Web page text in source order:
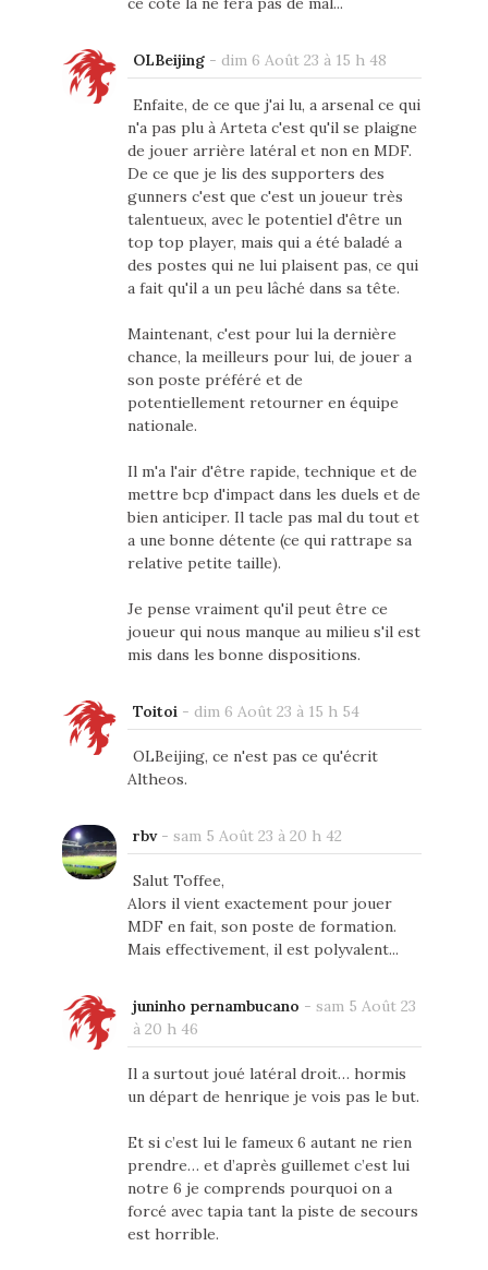
OLBeijing- dim 6 Août 23 à 15 h 48
Enfaite, de ce que j'ai lu, a arsenal ce qui
n'a pas plu à Arteta c'est qu'il se plaigne
de jouer arrière latéral et non en MDF.
De ce que je lis des supporters des
gunners c'est que c'est un joueur très
talentueux, avec le potentiel d'être un
top top player, mais qui a été baladé a
des postes qui ne lui plaisent pas, ce qui
a fait qu'il a un peu lâché dans sa tête.
Maintenant, c'est pour lui la dernière
chance, la meilleurs pour lui, de jouer a
son poste préféré et de
potentiellement retourner en équipe
nationale.
Il m'a l'air d'être rapide, technique et de
mettre bcp d'impact dans les duels et de
bien anticiper. Il tacle pas mal du tout et
a une bonne détente (ce qui rattrape sa
relative petite taille).
Je pense vraiment qu'il peut être ce
joueur qui nous manque au milieu s'il est
mis dans les bonne dispositions.
Toitoi - dim 6 Août 23 à 15 h 54
OLBeijing, ce n'est pas ce qu'écrit
Altheos.
rbv- sam 5 Août 23 à 20 h 42
Salut Toffee,
Alors il vient exactement pour jouer
MDF en fait, son poste de formation.
Mais effectivement, il est polyvalent...
juninho pernambucano - sam 5 Août 23
à 20 h 46
Il a surtout joué latéral droit… hormis
un départ de henrique je vois pas le but.
Et si c’est lui le fameux 6 autant ne rien
prendre… et d’après guillemet c’est lui
notre 6 je comprends pourquoi on a
forcé avec tapia tant la piste de secours
est horrible.